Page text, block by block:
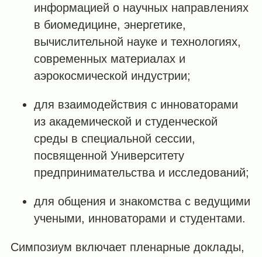
информацией о научных направлениях
в биомедицине, энергетике,
вычислительной науке и технологиях,
современных материалах и
аэрокосмической индустрии;
для взаимодействия с инноваторами
из академической и студенческой
среды в специальной сессии,
посвященной Университету
предпринимательства и исследований;
для общения и знакомства с ведущими
учеными, инноваторами и студентами.
Симпозиум включает пленарные доклады,